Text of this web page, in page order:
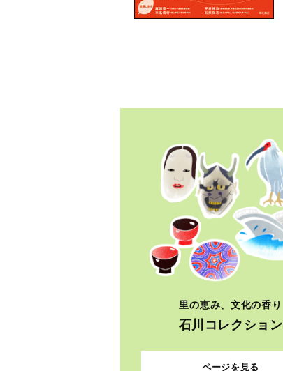
里の恵み、文化の香り
石川コレクション
ページを見る